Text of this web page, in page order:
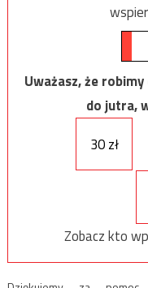
Uważasz, że
do jutra,
30 zł
Zobacz kto